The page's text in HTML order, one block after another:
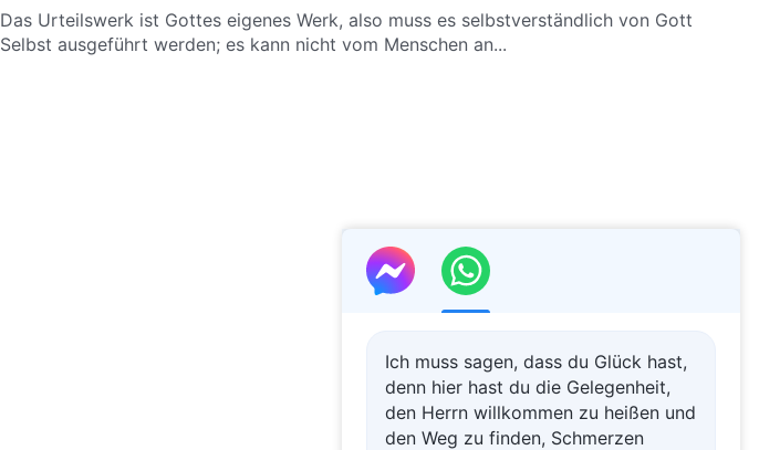
Das Urteilswerk ist Gottes eigenes Werk, also muss es selbstverständlich von Gott
Selbst ausgeführt werden; es kann nicht vom Menschen an...
Ich muss sagen, dass du Glück hast,
denn hier hast du die Gelegenheit,
den Herrn willkommen zu heißen und
den Weg zu finden, Schmerzen